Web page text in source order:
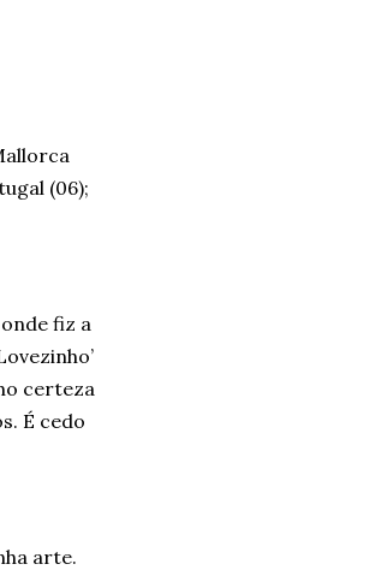
(06);
fiz a
certeza
É cedo
arte.